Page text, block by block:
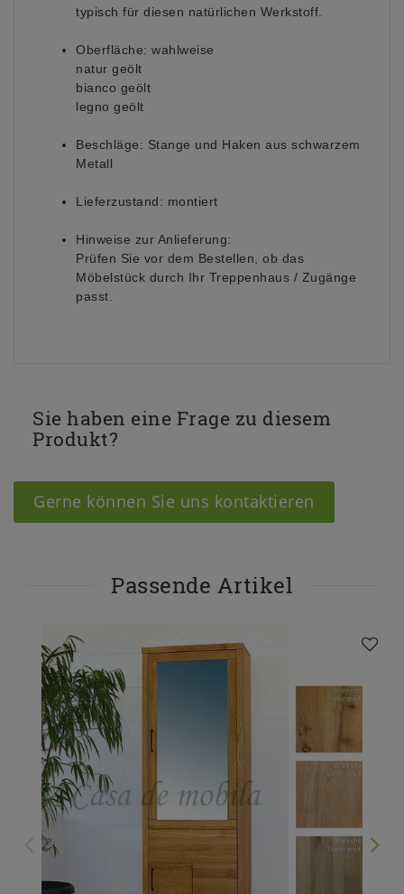
typisch für diesen natürlichen Werkstoff.
Oberfläche: wahlweise
natur geölt
bianco geölt
legno geölt
Beschläge: Stange und Haken aus schwarzem
Metall
Lieferzustand: montiert
Hinweise zur Anlieferung:
Prüfen Sie vor dem Bestellen, ob das
Möbelstück durch Ihr Treppenhaus / Zugänge
passt.
Sie haben eine Frage zu diesem
Produkt?
Gerne können Sie uns kontaktieren
Passende Artikel